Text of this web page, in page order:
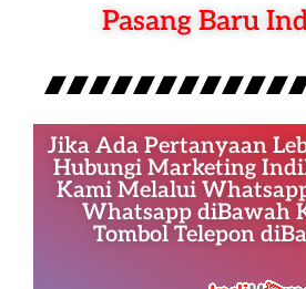
Pasang Baru
Jika Ada Pertanyaan
Hubungi Marketing
Kami Melalui
Whatsapp diBawah
Tombol Telepon